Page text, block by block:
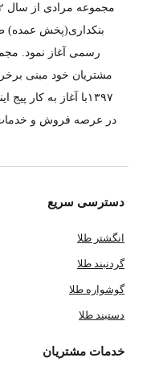
بنکداری(پخش عمده)
رسمی آغاز نمود.
مشتریان خود مبنی
۱۳۹۷با آغاز به کار
در عرصه فروش و
دسترسی سریع
انگشتر طلا
گردنبند طلا
گوشواره طلا
دستبند طلا
خدمات مشتریان